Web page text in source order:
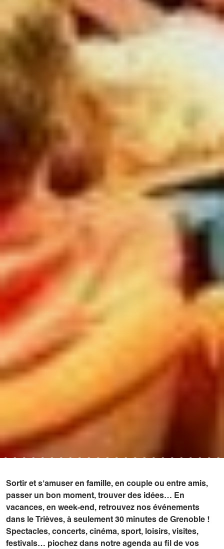
Sortir et s’amuser en famille, en couple ou entre amis,
passer un bon moment, trouver des idées… En
vacances, en week-end, retrouvez nos événements
dans le Trièves, à seulement 30 minutes de Grenoble !
Spectacles, concerts, cinéma, sport, loisirs, visites,
festivals… piochez dans notre agenda au fil de vos